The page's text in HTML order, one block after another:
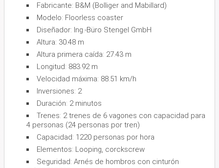
Fabricante: B&M (Bolliger and Mabillard)
Modelo: Floorless coaster
Diseñador: Ing.-Büro Stengel GmbH
Altura: 30.48 m
Altura primera caída: 27.43 m
Longitud: 883.92 m
Velocidad máxima: 88.51 km/h
Inversiones: 2
Duración: 2 minutos
Trenes: 2 trenes de 6 vagones con capacidad para
4 personas (24 personas por tren)
Capacidad: 1220 personas por hora
Elementos: Looping, corckscrew
Seguridad: Arnés de hombros con cinturón